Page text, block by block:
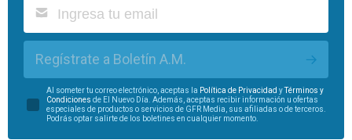
Regístrate a Boletín A.M.
Al someter tu correo electrónico, aceptas la Política de Privacidad y
Términos y
Condiciones de El Nuevo Día. Además, aceptas recibir información u ofertas
especiales de productos o servicios de GFR Media, sus afiliadas o de terceros.
Podrás optar salirte de los boletines en cualquier momento.